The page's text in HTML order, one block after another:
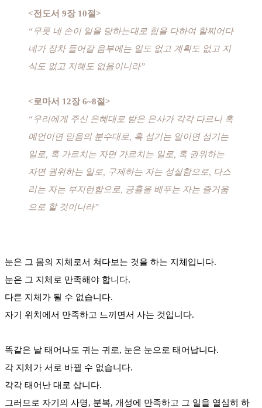
<전도서 9장 10절>
“무릇 네 손이 일을 당하는대로 힘을 다하여 할찌어다
네가 장차 들어갈 음부에는 일도 없고 계획도 없고 지
식도 없고 지혜도 없음이니라”
<로마서 12장 6~8절>
“우리에게 주신 은혜대로 받은 은사가 각각 다르니 혹
예언이면 믿음의 분수대로, 혹 섬기는 일이면 섬기는
일로, 혹 가르치는 자면 가르치는 일로, 혹 권위하는
자면 권위하는 일로, 구제하는 자는 성실함으로, 다스
리는 자는 부지런함으로, 긍휼을 베푸는 자는 즐거움
으로 할 것이니라”
눈은 그 몸의 지체로서 쳐다보는 것을 하는 지체입니다.
눈은 그 지체로 만족해야 합니다.
다른 지체가 될 수 없습니다.
자기 위치에서 만족하고 느끼면서 사는 것입니다.
똑같은 날 태어나도 귀는 귀로, 눈은 눈으로 태어납니다.
각 지체가 서로 바뀔 수 없습니다.
각각 태어난 대로 삽니다.
그러므로 자기의 사명, 분복, 개성에 만족하고 그 일을 열심히 하